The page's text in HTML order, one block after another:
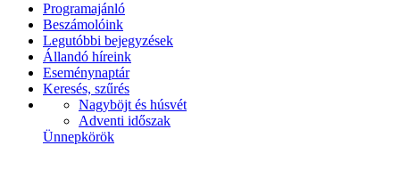
Programajánló
Beszámolóink
Legutóbbi bejegyzések
Állandó híreink
Eseménynaptár
Keresés, szűrés
Nagyböjt és húsvét
Adventi időszak
Ünnepkörök